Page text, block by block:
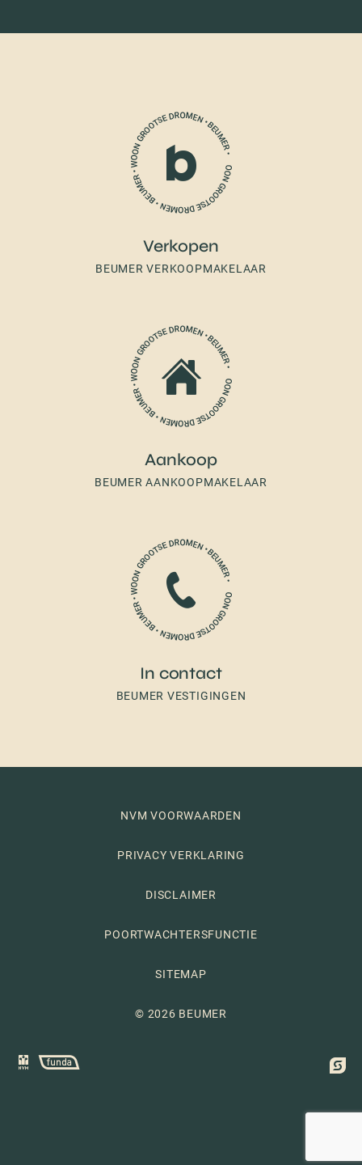
Verkopen
BEUMER VERKOOPMAKELAAR
Aankoop
BEUMER AANKOOPMAKELAAR
In contact
BEUMER VESTIGINGEN
NVM VOORWAARDEN
PRIVACY VERKLARING
DISCLAIMER
POORTWACHTERSFUNCTIE
SITEMAP
© 2026 BEUMER